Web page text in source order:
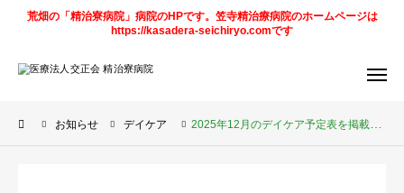
荒畑の「精治寮病院」病院のHPです。笠寺精治療病院のホームページは
https://kasadera-seichiryo.comです
お知らせ デイケア 2025年12月のデイケア予定表を掲載しました！
アクセス デイケア予定表